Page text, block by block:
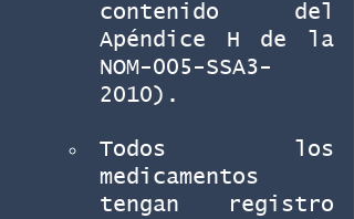
contenido del
Apéndice H de la
NOM-005-SSA3-
2010).
Todos los
medicamentos
tengan registro